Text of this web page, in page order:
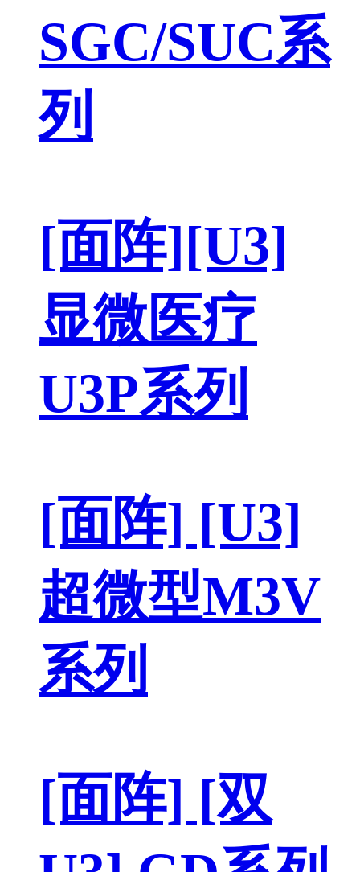
SGC/SUC系
列
[面阵][U3]
显微医疗
U3P系列
[面阵] [U3]
超微型M3V
系列
[面阵] [双